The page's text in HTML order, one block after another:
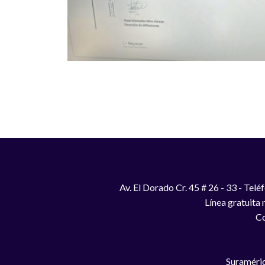
Av. El Dorado Cr. 45 # 26 - 33 -
Línea gratuita